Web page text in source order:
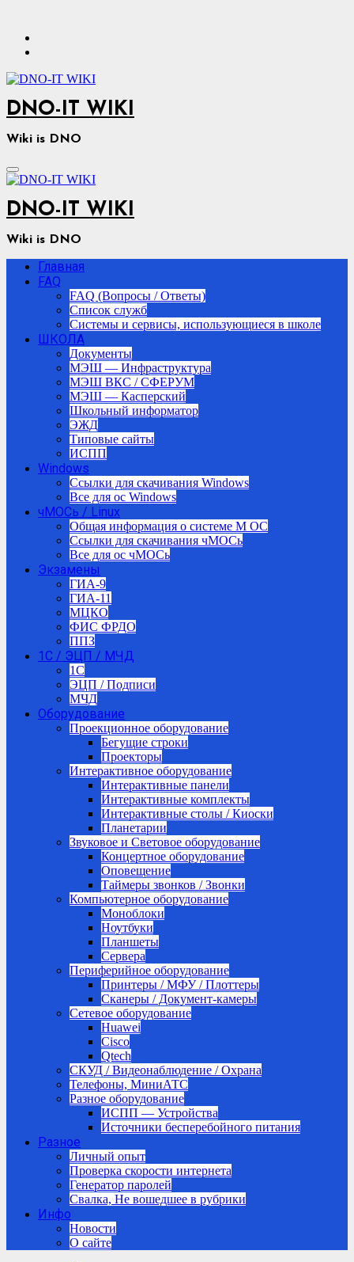
содержимому
DNO-IT WIKI
Wiki is DNO
DNO-IT WIKI
Wiki is DNO
Главная
FAQ
FAQ (Вопросы / Ответы)
Список служб
Системы и сервисы, использующиеся в школе
ШКОЛА
Документы
МЭШ — Инфраструктура
МЭШ ВКС / СФЕРУМ
МЭШ — Касперский
Школьный информатор
ЭЖД
Типовые сайты
ИСПП
Windows
Ссылки для скачивания Windows
Все для ос Windows
чМОСь / Linux
Общая информация о системе М ОС
Ссылки для скачивания чМОСь
Все для ос чМОСь
Экзамены
ГИА-9
ГИА-11
МЦКО
ФИС ФРДО
ППЗ
1С / ЭЦП / МЧД
1C
ЭЦП / Подписи
МЧД
Оборудование
Проекционное оборудование
Бегущие строки
Проекторы
Интерактивное оборудование
Интерактивные панели
Интерактивные комплекты
Интерактивные столы / Киоски
Планетарии
Звуковое и Световое оборудование
Концертное оборудование
Оповещение
Таймеры звонков / Звонки
Компьютерное оборудование
Моноблоки
Ноутбуки
Планшеты
Сервера
Периферийное оборудование
Принтеры / МФУ / Плоттеры
Сканеры / Документ-камеры
Сетевое оборудование
Huawei
Cisco
Qtech
СКУД / Видеонаблюдение / Охрана
Телефоны, МиниАТС
Разное оборудование
ИСПП — Устройства
Источники бесперебойного питания
Разное
Личный опыт
Проверка скорости интернета
Генератор паролей
Свалка, Не вошедшее в рубрики
Инфо
Новости
О сайте